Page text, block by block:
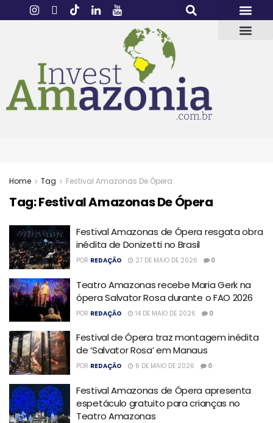
Home Tag Festival Amazonas De Ópera
Tag:Festival Amazonas De Ópera
Festival Amazonas de Ópera resgata obra
inédita de Donizetti no Brasil
POR REDAÇÃO 27 DE MAIO DE 2026 0
Teatro Amazonas recebe Maria Gerk na
ópera Salvator Rosa durante o FAO 2026
POR REDAÇÃO 14 DE MAIO DE 2026 0
Festival de Ópera traz montagem inédita
de ‘Salvator Rosa’ em Manaus
POR REDAÇÃO 6 DE MAIO DE 2026 0
Festival Amazonas de Ópera apresenta
espetáculo gratuito para crianças no
Teatro Amazonas